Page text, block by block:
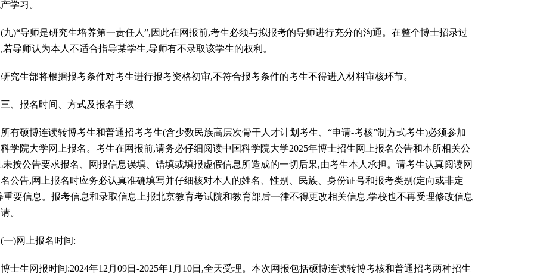
产学习。
导师是研究生培养第一责任人”,因此在网报前,考生必须与拟报考的导师进行充分的沟通。在整个博士招录过
若导师认为本人不适合指导某学生,导师有不录取该学生的权利。
生部将根据报考条件对考生进行报考资格初审,不符合报考条件的考生不得进入材料审核环节。
报名时间、方式及报名手续
硕博连读转博考生和普通招考考生(含少数民族高层次骨干人才计划考生、“申请-考核”制方式考生)必须参加
学院大学网上报名。考生在网报前,请务必仔细阅读中国科学院大学2025年博士招生网上报名公告和本所相关公
未按公告要求报名、网报信息误填、错填或填报虚假信息所造成的一切后果,由考生本人承担。请考生认真阅读网
名公告,网上报名时应务必认真准确填写并仔细核对本人的姓名、性别、民族、身份证号和报考类别(定向或非定
重要信息。报考信息和录取信息上报北京教育考试院和教育部后一律不得更改相关信息,学校也不再受理修改信息
请。
)网上报名时间:
生网报时间:2024年12月09日-2025年1月10日,全天受理。本次网报包括硕博连读转博考核和普通招考两种招生